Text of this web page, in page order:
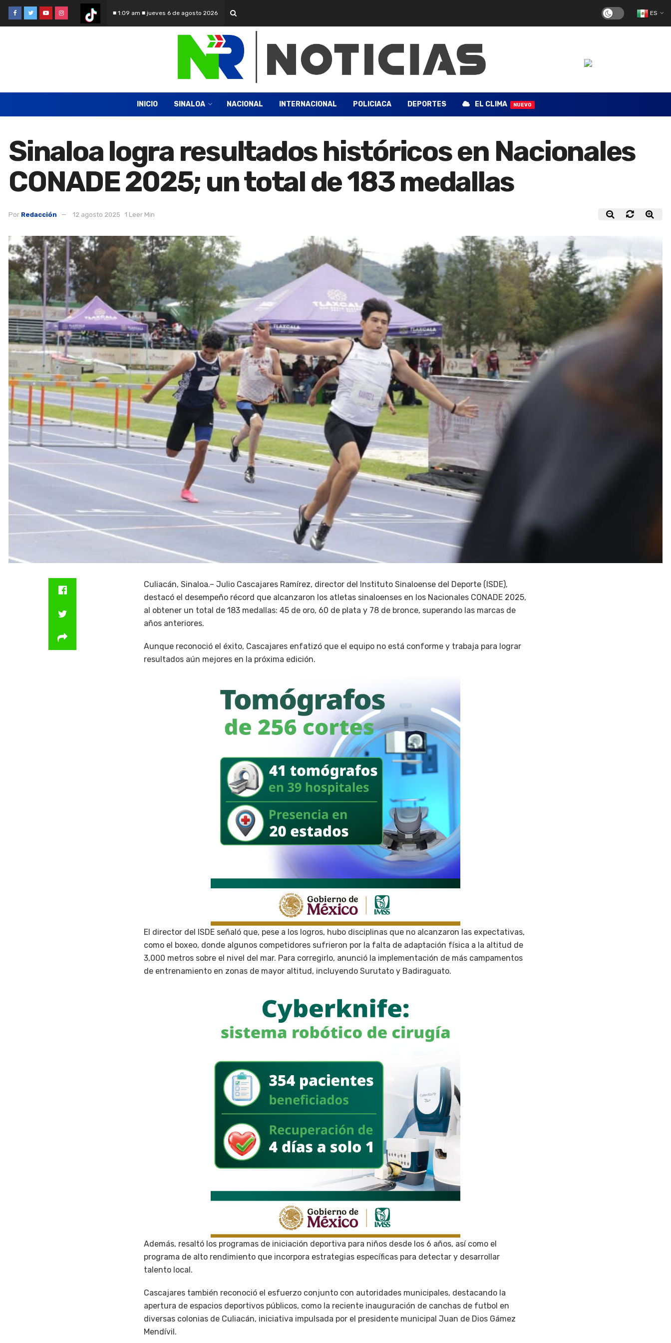
■ 1:09 am ■ jueves 6 de agosto 2026 ES
INICIO SINALOA NACIONAL INTERNACIONAL POLICIACA DEPORTES EL CLIMA NUEVO
Sinaloa logra resultados históricos en Nacionales
CONADE 2025; un total de 183 medallas
Por Redacción 12 agosto 2025 1 Leer Min
Culiacán, Sinaloa.– Julio Cascajares Ramírez, director del Instituto Sinaloense del Deporte (ISDE),
destacó el desempeño récord que alcanzaron los atletas sinaloenses en los Nacionales CONADE 2025,
al obtener un total de 183 medallas: 45 de oro, 60 de plata y 78 de bronce, superando las marcas de
años anteriores.
Aunque reconoció el éxito, Cascajares enfatizó que el equipo no está conforme y trabaja para lograr
resultados aún mejores en la próxima edición.
El director del ISDE señaló que, pese a los logros, hubo disciplinas que no alcanzaron las expectativas,
como el boxeo, donde algunos competidores sufrieron por la falta de adaptación física a la altitud de
3,000 metros sobre el nivel del mar. Para corregirlo, anunció la implementación de más campamentos
de entrenamiento en zonas de mayor altitud, incluyendo Surutato y Badiraguato.
Además, resaltó los programas de iniciación deportiva para niños desde los 6 años, así como el
programa de alto rendimiento que incorpora estrategias específicas para detectar y desarrollar
talento local.
Cascajares también reconoció el esfuerzo conjunto con autoridades municipales, destacando la
apertura de espacios deportivos públicos, como la reciente inauguración de canchas de futbol en
diversas colonias de Culiacán, iniciativa impulsada por el presidente municipal Juan de Dios Gámez
Mendívil.